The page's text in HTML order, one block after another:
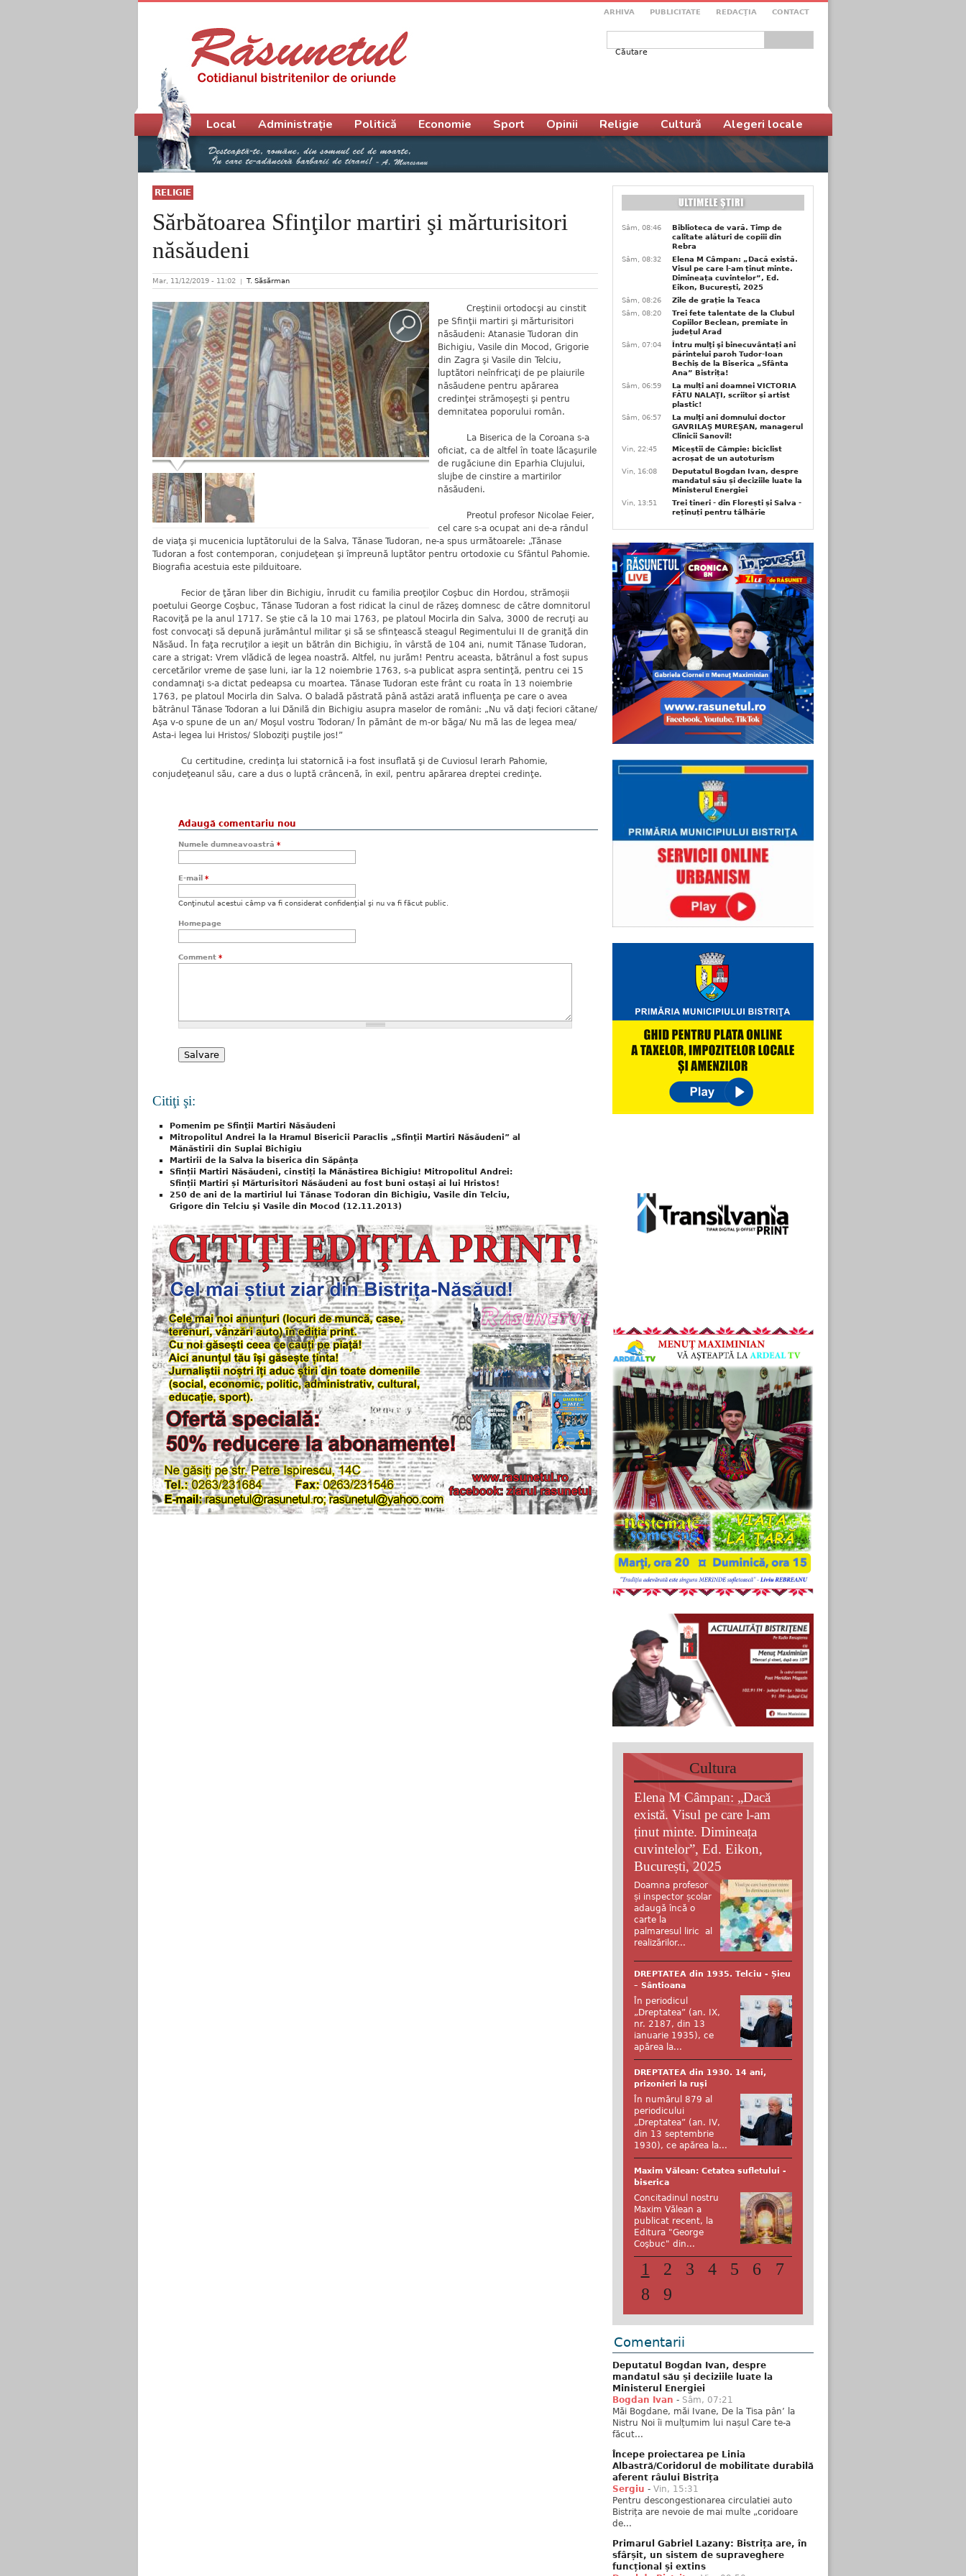
ARHIVA PUBLICITATE REDACŢIA CONTACT
Formular de căutare
RELIGIE
Sărbătoarea Sfinţilor martiri şi mărturisitori
năsăudeni
Mar, 11/12/2019 - 11:02 T. Săsărman
Creştinii ortodocşi au cinstit
pe Sfinţii martiri şi mărturisitori
năsăudeni: Atanasie Tudoran din
Bichigiu, Vasile din Mocod, Grigorie
din Zagra şi Vasile din Telciu,
luptători neînfricaţi de pe plaiurile
năsăudene pentru apărarea
credinţei strămoşeşti şi pentru
demnitatea poporului român.
La Biserica de la Coroana s-a
oficiat, ca de altfel în toate lăcaşurile
de rugăciune din Eparhia Clujului,
slujbe de cinstire a martirilor
năsăudeni.
Preotul profesor Nicolae Feier,
cel care s-a ocupat ani de-a rândul
de viaţa şi mucenicia luptătorului de la Salva, Tănase Tudoran, ne-a spus următoarele: „Tănase
Tudoran a fost contemporan, conjudeţean şi împreună luptător pentru ortodoxie cu Sfântul Pahomie.
Biografia acestuia este pilduitoare.
Fecior de ţăran liber din Bichigiu, înrudit cu familia preoţilor Coşbuc din Hordou, strămoşii
poetului George Coşbuc, Tănase Tudoran a fost ridicat la cinul de răzeş domnesc de către domnitorul
Racoviţă pe la anul 1717. Se ştie că la 10 mai 1763, pe platoul Mocirla din Salva, 3000 de recruţi au
fost convocaţi să depună jurământul militar şi să se sfinţească steagul Regimentului II de graniţă din
Năsăud. În faţa recruţilor a ieşit un bătrân din Bichigiu, în vârstă de 104 ani, numit Tănase Tudoran,
care a strigat: Vrem vlădică de legea noastră. Altfel, nu jurăm! Pentru aceasta, bătrânul a fost supus
cercetărilor vreme de şase luni, iar la 12 noiembrie 1763, s-a publicat aspra sentinţă, pentru cei 15
condamnaţi s-a dictat pedeapsa cu moartea. Tănase Tudoran este frânt cu roata în 13 noiembrie
1763, pe platoul Mocirla din Salva. O baladă păstrată până astăzi arată influenţa pe care o avea
bătrânul Tănase Todoran a lui Dănilă din Bichigiu asupra maselor de români: „Nu vă daţi feciori cătane/
Aşa v-o spune de un an/ Moşul vostru Todoran/ În pământ de m-or băga/ Nu mă las de legea mea/
Asta-i legea lui Hristos/ Sloboziţi puştile jos!”
Cu certitudine, credinţa lui statornică i-a fost insuflată şi de Cuviosul Ierarh Pahomie,
conjudeţeanul său, care a dus o luptă crâncenă, în exil, pentru apărarea dreptei credinţe.
Adaugă comentariu nou
Numele dumneavoastră *
E-mail *
Conţinutul acestui câmp va fi considerat confidenţial şi nu va fi făcut public.
Homepage
Comment *
Citiţi şi:
Pomenim pe Sfinţii Martiri Năsăudeni
Mitropolitul Andrei la la Hramul Bisericii Paraclis „Sfinţii Martiri Năsăudeni” al
Mănăstirii din Suplai Bichigiu
Martirii de la Salva la biserica din Săpânța
Sfinții Martiri Năsăudeni, cinstiți la Mănăstirea Bichigiu! Mitropolitul Andrei:
Sfinții Martiri și Mărturisitori Năsăudeni au fost buni ostași ai lui Hristos!
250 de ani de la martiriul lui Tănase Todoran din Bichigiu, Vasile din Telciu,
Grigore din Telciu şi Vasile din Mocod (12.11.2013)
Meniu principal
Local Administrație Politică Economie Sport Opinii Religie Cultură Alegeri locale
Sâm, 08:46
Biblioteca de vară. Timp de
calitate alături de copiii din
Rebra
Sâm, 08:32
Elena M Câmpan: „Dacă există.
Visul pe care l-am ținut minte.
Dimineața cuvintelor”, Ed.
Eikon, București, 2025
Sâm, 08:26
Zile de grație la Teaca
Sâm, 08:20
Trei fete talentate de la Clubul
Copiilor Beclean, premiate in
județul Arad
Sâm, 07:04
Întru mulţi şi binecuvântați ani
părintelui paroh Tudor-Ioan
Bechiș de la Biserica „Sfânta
Ana” Bistrița!
Sâm, 06:59
La mulți ani doamnei VICTORIA
FĂTU NALAŢI, scriitor și artist
plastic!
Sâm, 06:57
La mulţi ani domnului doctor
GAVRILAŞ MUREŞAN, managerul
Clinicii Sanovil!
Vin, 22:45
Miceștii de Câmpie: biciclist
acroșat de un autoturism
Vin, 16:08
Deputatul Bogdan Ivan, despre
mandatul său și deciziile luate la
Ministerul Energiei
Vin, 13:51
Trei tineri - din Florești și Salva -
reținuți pentru tâlhărie
Cultura
Elena M Câmpan: „Dacă
există. Visul pe care l-am
ținut minte. Dimineața
cuvintelor”, Ed. Eikon,
București, 2025
Doamna profesor
și inspector școlar
adaugă încă o
carte la
palmaresul liric al
realizărilor...
DREPTATEA din 1935. Telciu - Șieu
– Sântioana
În periodicul
„Dreptatea” (an. IX,
nr. 2187, din 13
ianuarie 1935), ce
apărea la...
DREPTATEA din 1930. 14 ani,
prizonieri la ruși
În numărul 879 al
periodicului
„Dreptatea” (an. IV,
din 13 septembrie
1930), ce apărea la...
Maxim Vălean: Cetatea sufletului -
biserica
Concitadinul nostru
Maxim Vălean a
publicat recent, la
Editura "George
Coşbuc" din...
1 2 3 4 5 6
7
8
9
Comentarii
Deputatul Bogdan Ivan, despre
mandatul său și deciziile luate la
Ministerul Energiei
Bogdan Ivan - Sâm, 07:21
Măi Bogdane, măi Ivane, De la Tisa pân’ la
Nistru Noi îi mulțumim lui nașul Care te-a
făcut...
Începe proiectarea pe Linia
Albastră/Coridorul de mobilitate durabilă
aferent râului Bistrița
Sergiu - Vin, 15:31
Pentru descongestionarea circulatiei auto
Bistrița are nevoie de mai multe „coridoare
de...
Primarul Gabriel Lazany: Bistrița are, în
sfârșit, un sistem de supraveghere
funcțional și extins